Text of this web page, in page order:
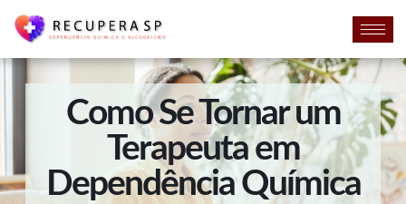
Como Se Tornar um
Terapeuta em
Dependência Química